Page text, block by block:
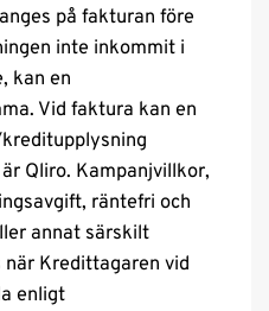
på fakturan före
inte inkommit i
kan en
Vid faktura kan en
Qliro. Kampanjvillkor,
räntefri och
annat särskilt
Kredittagaren vid
enligt